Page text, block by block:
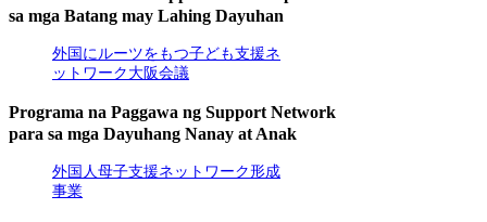
sa mga Batang may Lahing Dayuhan
外国にルーツをもつ子ども支援ネ
ットワーク大阪会議
Programa na Paggawa ng Support Network
para sa mga Dayuhang Nanay at Anak
外国人母子支援ネットワーク形成
事業